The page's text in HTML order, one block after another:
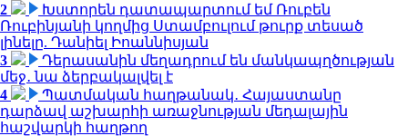
2
Խստորեն դատապարտում եմ Ռուբեն
Ռուբինյանի կողմից Ստամբուլում թուրք տեսած
լինելը. Դանիել Իոաննիսյան
3
Դերասանին մեղադրում են մանկապղծության
մեջ․ նա ձերբակալվել է
4
Պատմական հաղթանակ․ Հայաստանը
դարձավ աշխարհի առաջնության մեդալային
հաշվարկի հաղթող